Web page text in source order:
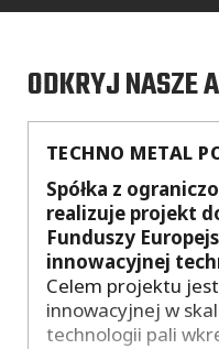
ODKRYJ NASZE
TECHNO METAL
Spółka z
realizuje projekt
Funduszy
innowacyjnej
Celem projektu
innowacyjnej w
technologii pali